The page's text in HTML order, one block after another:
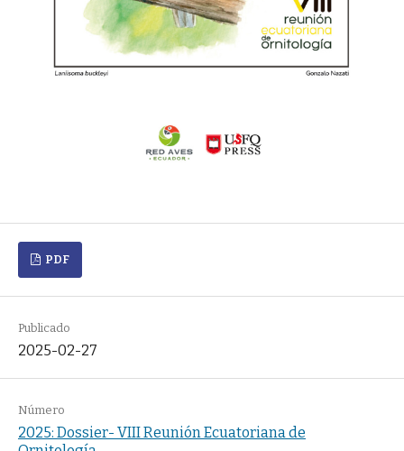
PDF
Publicado
2025-02-27
Número
2025: Dossier- VIII Reunión Ecuatoriana de